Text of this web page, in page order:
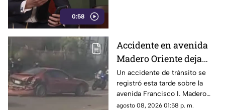
0:58
Accidente en avenida
Madero Oriente deja
daños materiales en
Morelia
Un accidente de tránsito se
registró esta tarde sobre la
avenida Francisco I. Madero
Oriente, en Morelia, a la altura
agosto 08, 2026 01:58 p. m.